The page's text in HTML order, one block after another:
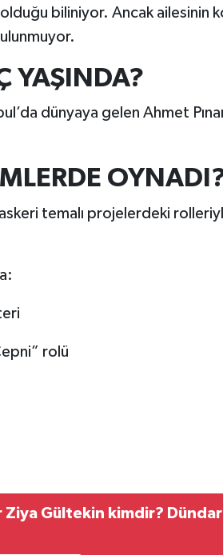
biliniyor. Ancak ailesinin
YAŞINDA?
dünyaya gelen Ahmet
temalı projelerdeki
rolü
Ziya Gültekin kimdir?